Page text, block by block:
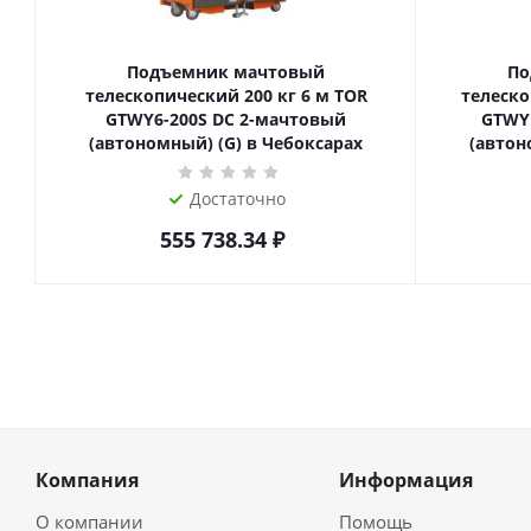
Подъемник мачтовый
телескопический 200 кг 6 м TOR
GTWY6-200S DC 2-мачтовый
(автономный) (G) в Чебоксарах
Достаточно
555 738.34₽
Компания
О компании
Информация
Помощь